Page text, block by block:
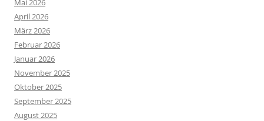
Mai 2026
April 2026
März 2026
Februar 2026
Januar 2026
November 2025
Oktober 2025
September 2025
August 2025